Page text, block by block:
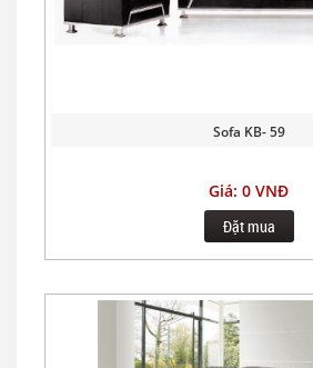
Sofa KB- 59
Giá: 0 VNĐ
Đặt mua